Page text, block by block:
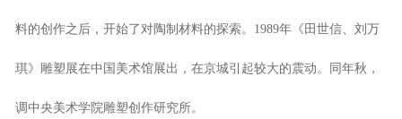
料的创作之后，开始了对陶制材料的探索。1989年《田世信、刘万
琪》雕塑展在中国美术馆展出，在京城引起较大的震动。同年秋，
调中央美术学院雕塑创作研究所。